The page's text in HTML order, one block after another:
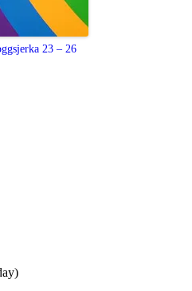
23 – 26